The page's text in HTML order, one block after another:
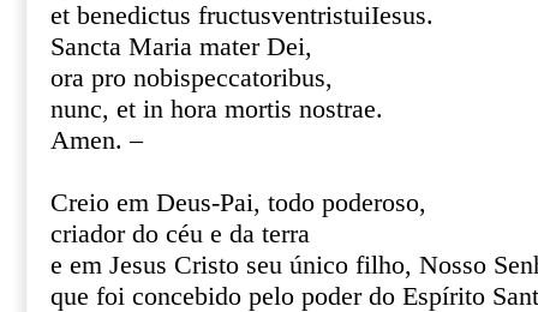
et benedictus fructusventristuiIesus.
Sancta Maria mater Dei,
ora pro nobispeccatoribus,
nunc, et in hora mortis nostrae.
Amen. –
Creio em Deus-Pai, todo poderoso,
criador do céu e da terra
e em Jesus Cristo seu único filho, Nosso
que foi concebido pelo poder do Espírito